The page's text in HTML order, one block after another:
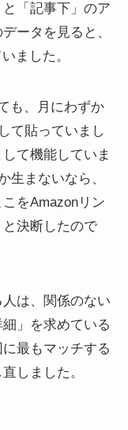
「記事下」のア
ータを見ると、
ました。
も、月にわずか
て貼っていまし
て機能していま
生まないなら、
をAmazonリン
決断したので
は、関係のない
」を求めている
最もマッチする
しました。